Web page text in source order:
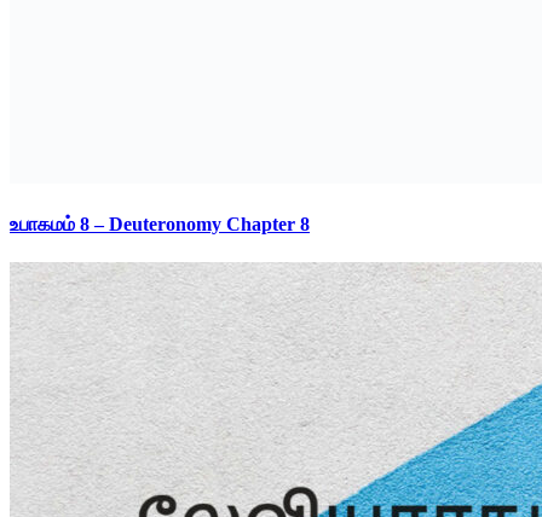
உபாகமம் 8 – Deuteronomy Chapter 8